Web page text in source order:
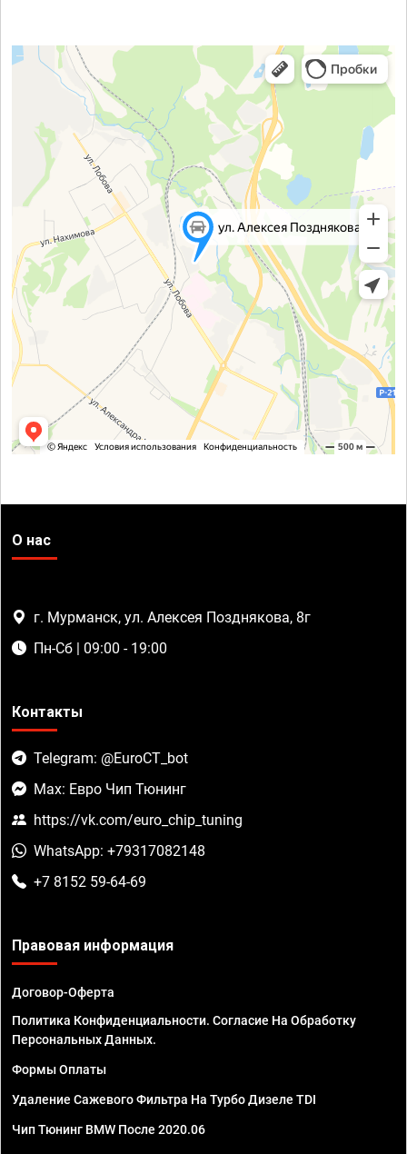
О нас
г. Мурманск, ул. Алексея Позднякова, 8г
Пн-Сб | 09:00 - 19:00
Контакты
Telegram: @EuroCT_bot
Max: Евро Чип Тюнинг
https://vk.com/euro_chip_tuning
WhatsApp: +79317082148
+7 8152 59-64-69
Правовая информация
Договор-Оферта
Политика Конфиденциальности. Согласие На Обработку
Персональных Данных.
Формы Оплаты
Удаление Сажевого Фильтра На Турбо Дизеле TDI
Чип Тюнинг BMW После 2020.06